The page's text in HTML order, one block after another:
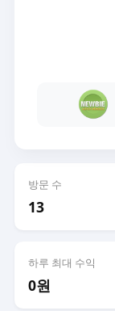
방문 수
13
하루 최대 수익
0원